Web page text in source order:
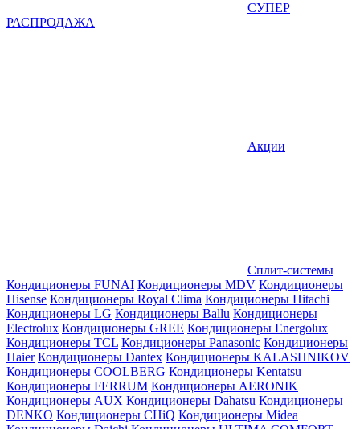
СУПЕР
РАСПРОДАЖА
Акции
Сплит-системы
Кондиционеры FUNAI Кондиционеры MDV Кондиционеры
Hisense Кондиционеры Royal Clima Кондиционеры Hitachi
Кондиционеры LG Кондиционеры Ballu Кондиционеры
Electrolux Кондиционеры GREE Кондиционеры Energolux
Кондиционеры TCL Кондиционеры Panasonic Кондиционеры
Haier Кондиционеры Dantex Кондиционеры KALASHNIKOV
Кондиционеры СOOLBERG Кондиционеры Kentatsu
Кондиционеры FERRUM Кондиционеры AERONIK
Кондиционеры AUX Кондиционеры Dahatsu Кондиционеры
DENKO Кондиционеры CHiQ Кондиционеры Midea